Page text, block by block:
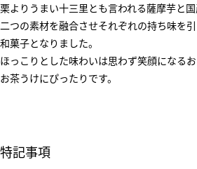
栗よりうまい十三里とも言われる薩摩芋と国
二つの素材を融合させそれぞれの持ち味を
和菓子となりました。
ほっこりとした味わいは思わず笑顔になるお
お茶うけにぴったりです。
特記事項